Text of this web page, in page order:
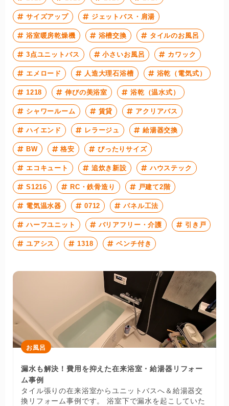
サイズアップ ジェットバス・肩湯
浴室暖房乾燥機 浴槽交換 タイルのお風呂
3点ユニットバス 小さいお風呂 カワック
エメロード 人造大理石浴槽 浴乾（電気式）
1218 伸びの美浴室 浴乾（温水式）
シャワールーム 賃貸 アクリアバス
ハイエンド レラージュ 給湯器交換
BW 格安 ぴったりサイズ
エコキュート 追炊き新設 ハウステック
S1216 RC・鉄骨造り 戸建て2階
電気温水器 0712 パネル工法
ハーフユニット バリアフリー・介護 引き戸
ユアシス 1318 ベンチ付き
お風呂
漏水も解決！費用を抑えた在来浴室・給湯器リフォー
ム事例
タイル張りの在来浴室からユニットバスへ＆給湯器交
換リフォーム事例です。 浴室下で漏水を起こしていた